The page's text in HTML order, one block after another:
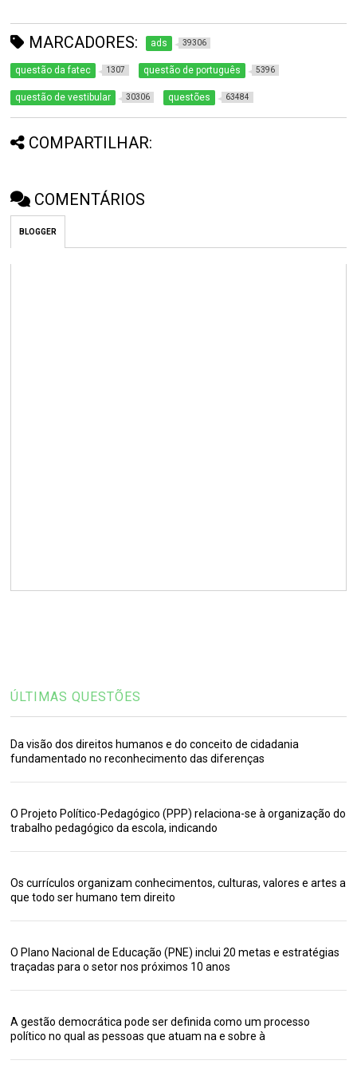
MARCADORES: ads 39306
questão da fatec 1307 questão de português 5396
questão de vestibular 30306 questões 63484
COMPARTILHAR:
COMENTÁRIOS
BLOGGER
ÚLTIMAS QUESTÕES
Da visão dos direitos humanos e do conceito de cidadania
fundamentado no reconhecimento das diferenças
O Projeto Político-Pedagógico (PPP) relaciona-se à organização do
trabalho pedagógico da escola, indicando
Os currículos organizam conhecimentos, culturas, valores e artes a
que todo ser humano tem direito
O Plano Nacional de Educação (PNE) inclui 20 metas e estratégias
traçadas para o setor nos próximos 10 anos
A gestão democrática pode ser definida como um processo
político no qual as pessoas que atuam na e sobre à